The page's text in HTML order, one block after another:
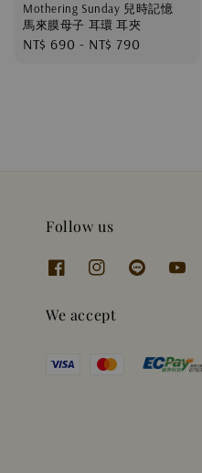
Mothering Sunday 兒時記憶
馬來膜母子 耳環 耳夾
Regular
NT$ 690 - NT$ 790
Follow us
We accept